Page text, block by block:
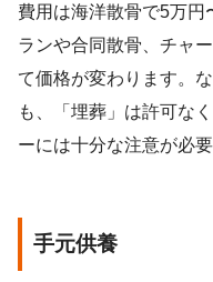
費用は海洋散骨で5万
ランや合同散骨、チャ
て価格が変わります。
も、「埋葬」は許可な
ーには十分な注意が必要
手元供養